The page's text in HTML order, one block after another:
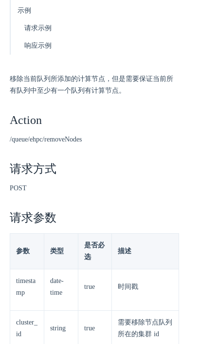
示例
请求示例
响应示例
移除当前队列所添加的计算节点，但是需要保证当前所
有队列中至少有一个队列有计算节点。
Action
/queue/ehpc/removeNodes
请求方式
POST
请求参数
参数 类型
是否必
选
描述
timesta
mp
date-
time
true 时间戳
cluster_
id
string true
需要移除节点队列
所在的集群 id